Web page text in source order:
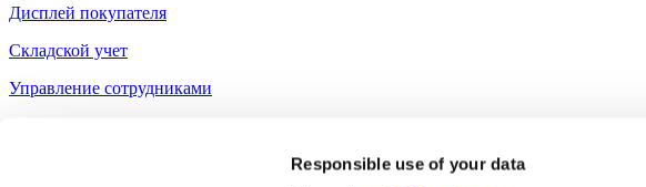
Responsible use of your data
Дисплей покупателя
Складской учет
Управление сотрудниками